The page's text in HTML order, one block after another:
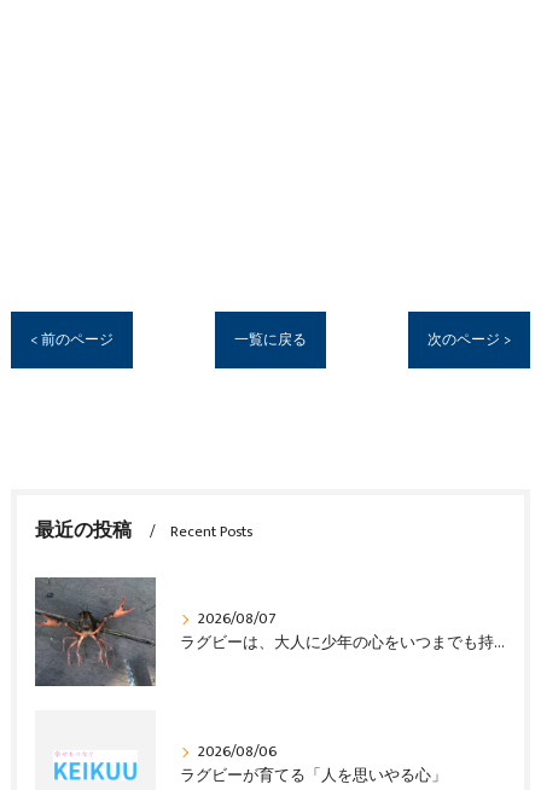
< 前のページ 一覧に戻る 次のページ >
最近の投稿 Recent Posts
2026/08/07
ラグビーは、大人に少年の心をいつまでも持ち続けさせる
2026/08/06
ラグビーが育てる「人を思いやる心」